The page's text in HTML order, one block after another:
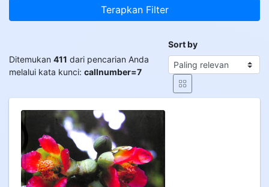
Terapkan Filter
Ditemukan 411 dari pencarian Anda
melalui kata kunci: callnumber=7
Sort by